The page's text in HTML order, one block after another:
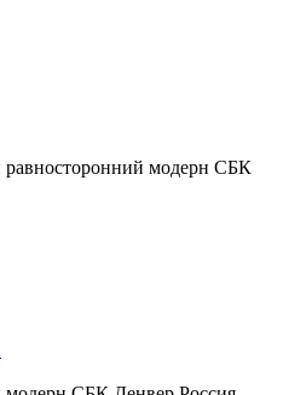
равносторонний модерн СБК